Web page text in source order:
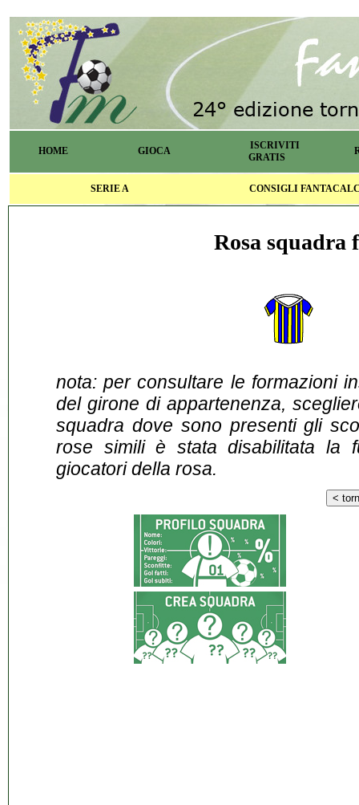
HOME GIOCA
ISCRIVITI
GRATIS
SERIE A CONSIGLI
Rosa squadra
nota: per consultare le formazioni
del girone di appartenenza,
squadra dove sono presenti gli
rose simili è stata disabilitata la
giocatori della rosa.